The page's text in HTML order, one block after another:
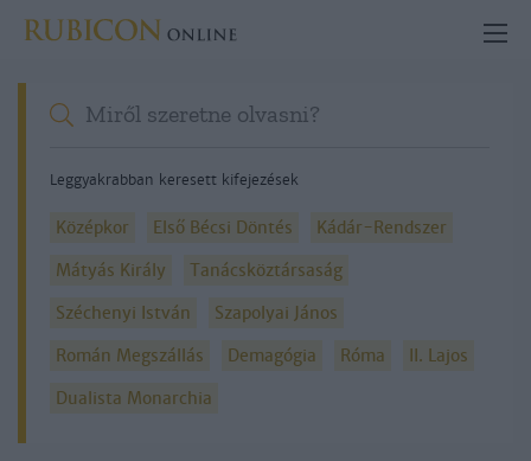
Leggyakrabban keresett kifejezések
Középkor Első Bécsi Döntés
Kádár-Rendszer
Mátyás Király
Tanácsköztársaság
Széchenyi István
Szapolyai János
Román Megszállás
Demagógia Róma
II. Lajos
Dualista Monarchia